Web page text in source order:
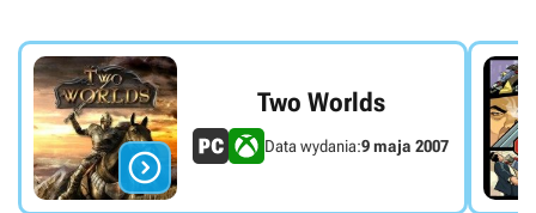

Two Worlds
Data wydania:9 maja 2007